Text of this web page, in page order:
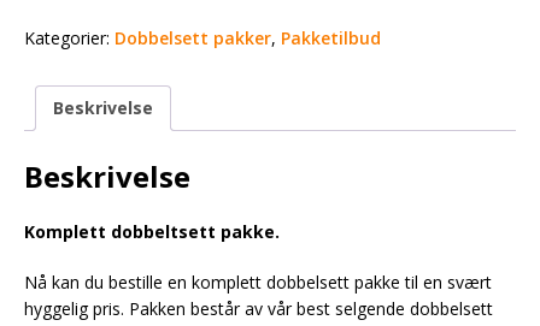
Kategorier: Dobbelsett pakker, Pakketilbud
Beskrivelse
Beskrivelse
Komplett dobbeltsett pakke.
Nå kan du bestille en komplett dobbelsett pakke til en svært
hyggelig pris. Pakken består av vår best selgende dobbelsett